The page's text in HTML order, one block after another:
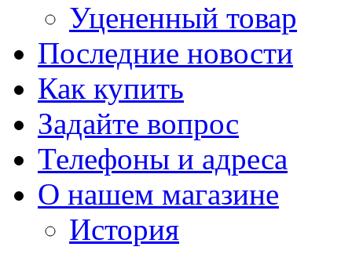
Уцененный товар
Последние новости
Как купить
Задайте вопрос
Телефоны и адреса
О нашем магазине
История